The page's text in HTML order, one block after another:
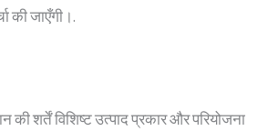
की जाएँगी।.
की शर्तें विशिष्ट उत्पाद प्रकार और परियोजना